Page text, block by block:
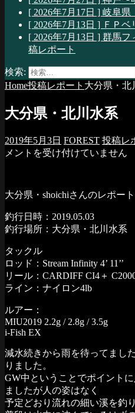
[ 2026年7月17日 ] 岐阜
[ 2026年7月13日 ] ＦＰベ
[ 2026年7月13日 ] 群馬フ
稿レポート
検索:
Home投稿レポート 大分県・北
大分県・北川水系
2019年5月3日 FOREST 投稿レ
メントを受け付けていません
大分県・shoichiさんのレポート
釣行日時：2019.05.03
釣行場所：大分県・北川水系
タックル
ロッド：Stream Infinity 4’ 11’’
リール：CARDIFF CI4＋
ライン：ナイロン4lb
ルアー：
MIU2019 2.2g / 2.8g / 3.5g
i-Fish EX
減水続きから雨を待ってまし
りました。
GW中ということでポイント
ましたが人の姿はなく
予定どおり流れの細い溪を釣